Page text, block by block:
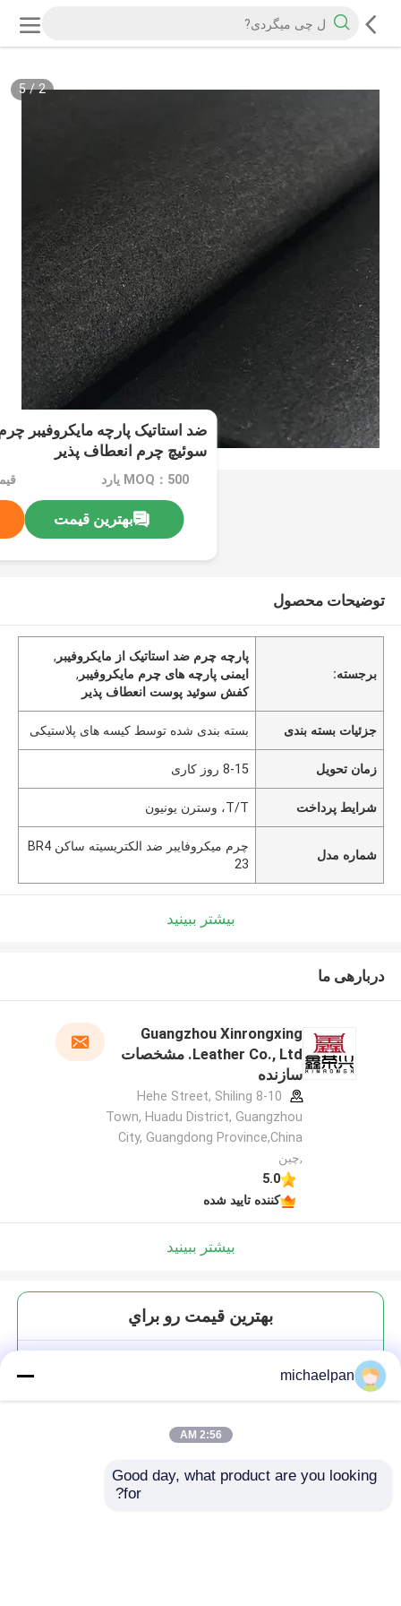
2
/
5
ضد استاتیک پارچه مایکروفیبر
سوئیچ چرم انعطاف پذیر
MOQ：500 یارد
بهترین قیمت
توضیحات محصول
برجسته:
پارچه چرم ضد استاتیک از مایکروفیبر ,
ایمنی پارچه های چرم مایکروفیبر ,
کفش سوئید پوست انعطاف پذیر
جزئیات بسته بندی بسته بندی شده توسط کیسه های پلاستیکی
زمان تحویل 8-15 روز کاری
شرایط پرداخت T/T، وسترن یونیون
شماره مدل
چرم میکروفایبر ضد الکتریسیته ساکن BR4
23
بیشتر ببینید
دربارهی ما
Guangzhou Xinrongxing
Leather Co., Ltd. مشخصات
سازنده
8-10 Hehe Street, Shiling
Town, Huadu District, Guangzhou
City, Guangdong Province,China
,چین
5.0
کننده تایید شده
بیشتر ببینید
بهترين قيمت رو براي
michaelpan
2:56 AM
Good day, what product are you looking
for?